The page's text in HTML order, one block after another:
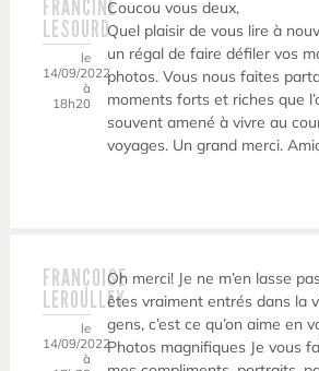
FRANCINE
LESOURD
le
14/09/2022
à
18h20
Coucou vous deux,
Quel plaisir de vous lire à
un régal de faire défiler vos
photos. Vous nous faites
moments forts et riches que
souvent amené à vivre au
voyages. Un grand merci.
FRANÇOISE
LEROULLEY
le
14/09/2022
à
Oh merci! Je ne m’en lasse
êtes vraiment entrés dans la
gens, c’est ce qu’on aime en
Photos magnifiques Je vous